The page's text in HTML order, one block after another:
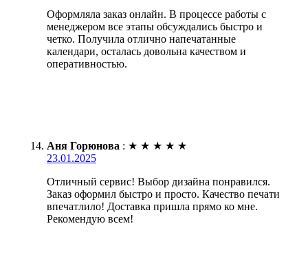
Оформляла заказ онлайн. В процессе работы с
менеджером все этапы обсуждались быстро и
четко. Получила отлично напечатанные
календари, осталась довольна качеством и
оперативностью.
Аня Горюнова : ★ ★ ★ ★ ★
23.01.2025
Отличный сервис! Выбор дизайна понравился.
Заказ оформил быстро и просто. Качество печати
впечатлило! Доставка пришла прямо ко мне.
Рекомендую всем!